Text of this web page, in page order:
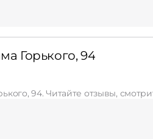
Горького, 94
94. Читайте отзывы,